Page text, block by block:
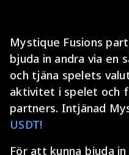
Mystique Fusions
bjuda in andra via en
och tjäna spelets
aktivitet i spelet och
partners. Intjänad
USDT!
För att kunna bjuda